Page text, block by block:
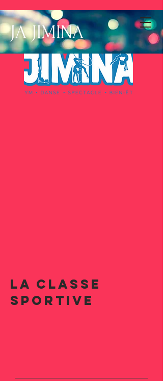
JA JIMINA
La classe
sportive